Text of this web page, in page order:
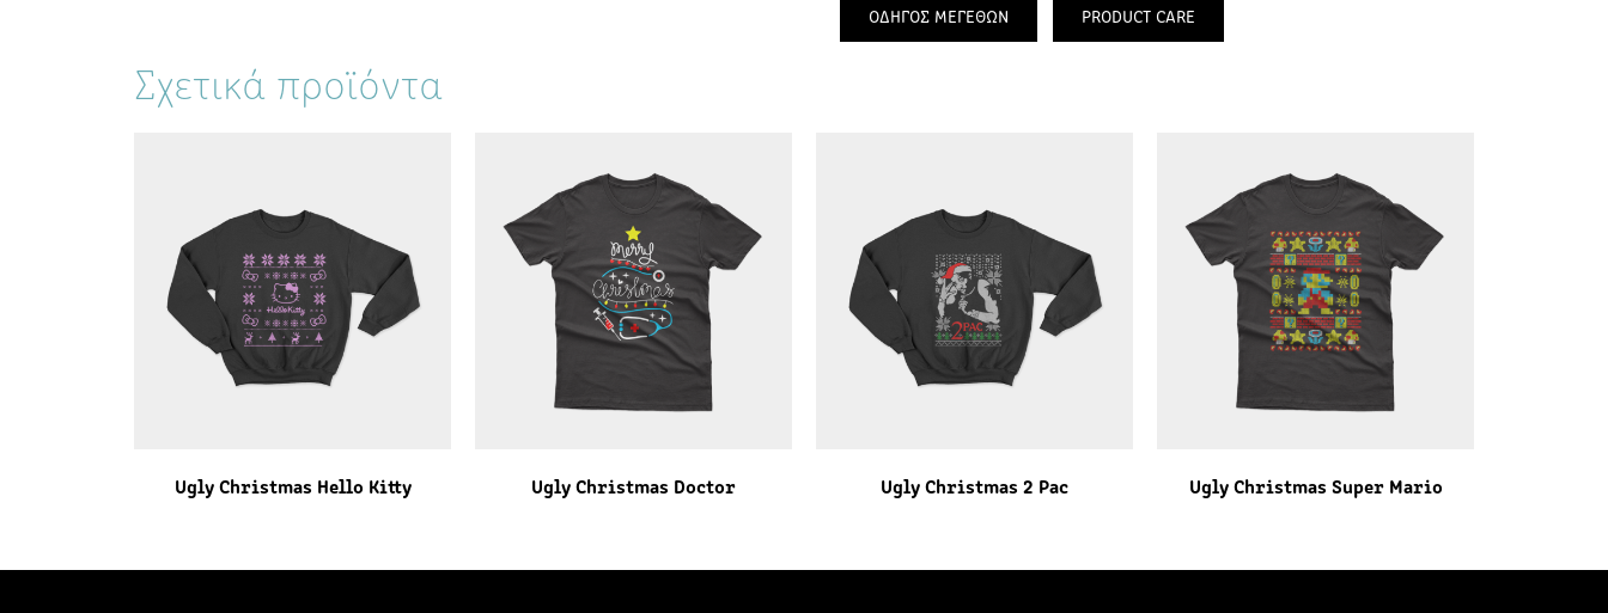
ΟΔΗΓΟΣ ΜΕΓΕΘΩΝ PRODUCT CARE
Σχετικά προϊόντα
Ugly Christmas Hello Kitty Ugly Christmas Doctor Ugly Christmas 2 Pac Ugly Christmas Super Mario